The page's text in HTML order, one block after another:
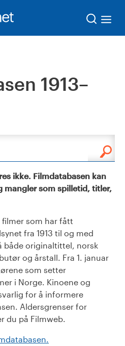
1913–
ikke. Filmdatabasen kan
mangler som spilletid, titler,
filmer som har fått
fra 1913 til og med
både originaltittel, norsk
og årstall. Fra 1. januar
som setter
i Norge. Kinoene og
for å informere
Aldersgrenser for
du på Filmweb.